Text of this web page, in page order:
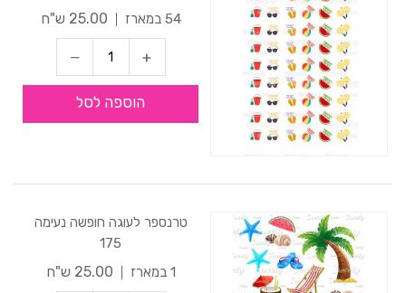
54 במארז
25.00 ש"ח
הוספה לסל
טרנספר לעוגה חופשה נעימה
175
1 במארז
25.00 ש"ח